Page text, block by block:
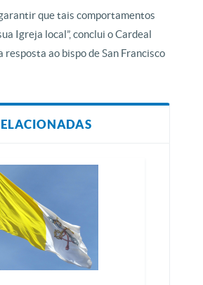
que tais comportamentos
Igreja local”, conclui o Cardeal
resposta ao bispo de San Francisco